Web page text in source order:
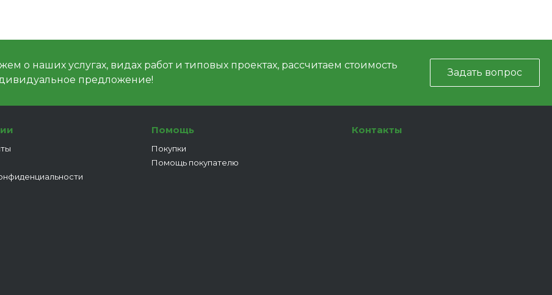
о наших услугах, видах работ и типовых проектах, рассчитаем стоимость
предложение!
Задать вопрос
Помощь
Покупки
Помощь покупателю
Контакты